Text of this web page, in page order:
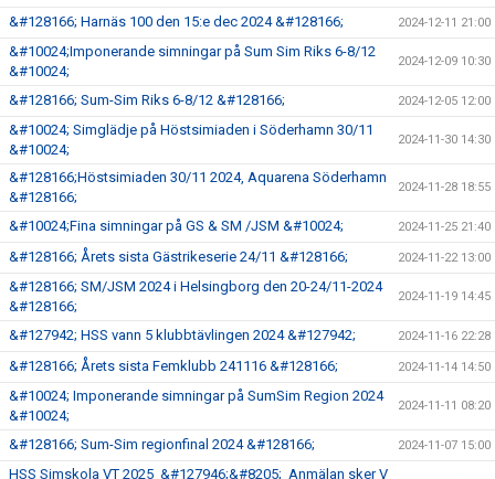
&#128166; Harnäs 100 den 15:e dec 2024 &#128166; 2024-12-11 21:00
&#10024;Imponerande simningar på Sum Sim Riks 6-8/12
&#10024;
2024-12-09 10:30
&#128166; Sum-Sim Riks 6-8/12 &#128166; 2024-12-05 12:00
&#10024; Simglädje på Höstsimiaden i Söderhamn 30/11
&#10024;
2024-11-30 14:30
&#128166;Höstsimiaden 30/11 2024, Aquarena Söderhamn
&#128166;
2024-11-28 18:55
&#10024;Fina simningar på GS & SM /JSM &#10024; 2024-11-25 21:40
&#128166; Årets sista Gästrikeserie 24/11 &#128166; 2024-11-22 13:00
&#128166; SM/JSM 2024 i Helsingborg den 20-24/11-2024
&#128166;
2024-11-19 14:45
&#127942; HSS vann 5 klubbtävlingen 2024 &#127942; 2024-11-16 22:28
&#128166; Årets sista Femklubb 241116 &#128166; 2024-11-14 14:50
&#10024; Imponerande simningar på SumSim Region 2024
&#10024;
2024-11-11 08:20
&#128166; Sum-Sim regionfinal 2024 &#128166; 2024-11-07 15:00
HSS Simskola VT 2025 &#127946;&#8205; Anmälan sker V